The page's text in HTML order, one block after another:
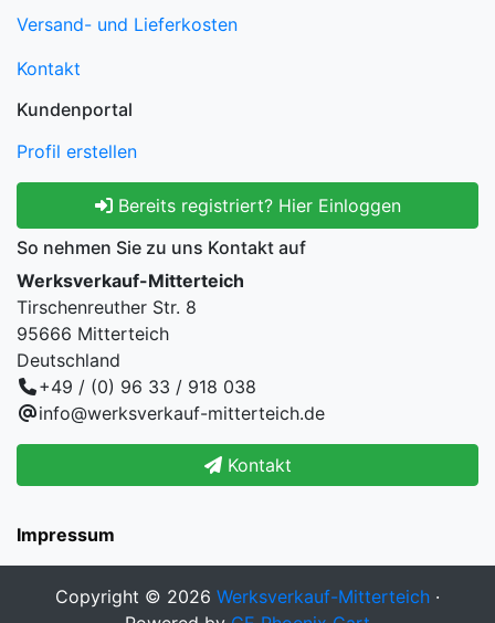
Versand- und Lieferkosten
Kontakt
Kundenportal
Profil erstellen
Bereits registriert? Hier Einloggen
So nehmen Sie zu uns Kontakt auf
Werksverkauf-Mitterteich
Tirschenreuther Str. 8
95666 Mitterteich
Deutschland
+49 / (0) 96 33 / 918 038
info@werksverkauf-mitterteich.de
Kontakt
Impressum
Copyright © 2026 Werksverkauf-Mitterteich ·